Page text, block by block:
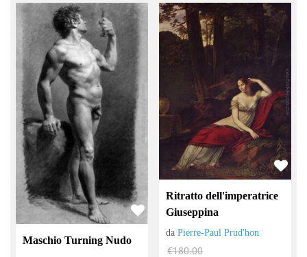
Maschio Turning Nudo
Ritratto dell'imperatrice
Giuseppina
daPierre-Paul Prud'hon
€180.00